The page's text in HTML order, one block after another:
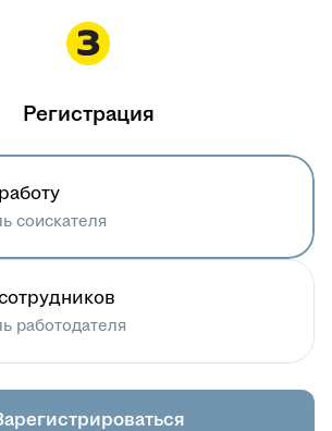
Регистрация
соискателя
работодателя